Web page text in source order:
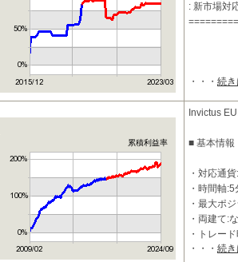
: 新市場対
・・・ 続
累積利益率
Invictus
■ 基本情報
・対応通
・時間軸:5
・最大ポ
・両建て:
・トレー
・利確：
・・・ 続